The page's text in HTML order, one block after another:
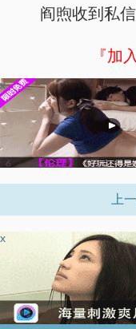
阎煦收到私
『加
x
上
x